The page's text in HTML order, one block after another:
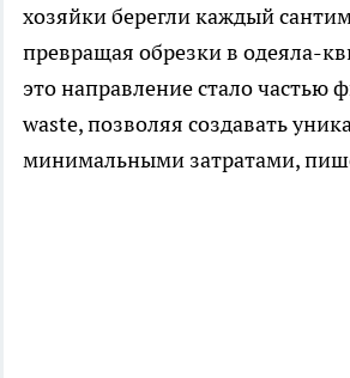
хозяйки берегли каждый
превращая обрезки в одеяла-
это направление стало частью
waste, позволяя создавать
минимальными затратами,